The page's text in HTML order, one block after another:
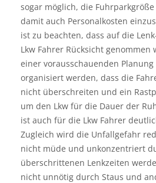
sogar möglich, die
damit auch Personalkosten
ist zu beachten, dass auf die
Lkw Fahrer Rücksicht genommen
einer vorausschauenden
organisiert werden, dass die
nicht überschreiten und ein
um den Lkw für die Dauer der
ist auch für die Lkw Fahrer
Zugleich wird die Unfallgefahr
nicht müde und unkonzentriert
überschrittenen Lenkzeiten
nicht unnötig durch Staus und